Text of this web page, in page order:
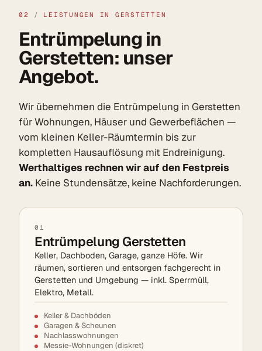
02 / LEISTUNGEN IN GERSTETTEN
Entrümpelung in
Gerstetten: unser
Angebot.
Wir übernehmen die Entrümpelung in Gerstetten
für Wohnungen, Häuser und Gewerbeflächen —
vom kleinen Keller-Räumtermin bis zur
kompletten Hausauflösung mit Endreinigung.
Werthaltiges rechnen wir auf den Festpreis
an. Keine Stundensätze, keine Nachforderungen.
01
Entrümpelung Gerstetten
Keller, Dachboden, Garage, ganze Höfe. Wir
räumen, sortieren und entsorgen fachgerecht in
Gerstetten und Umgebung — inkl. Sperrmüll,
Elektro, Metall.
Keller & Dachböden
Garagen & Scheunen
Nachlasswohnungen
Messie-Wohnungen (diskret)